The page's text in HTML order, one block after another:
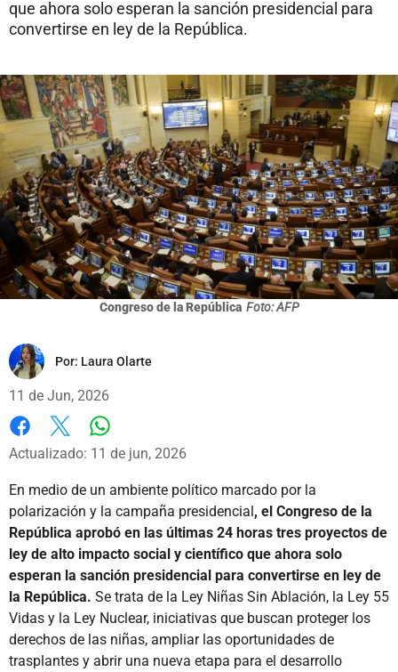
que ahora solo esperan la sanción presidencial para
convertirse en ley de la República.
Congreso de la República Foto: AFP
Por: Laura Olarte
11 de Jun, 2026
Facebook
X
Actualizado: 11 de jun, 2026
En medio de un ambiente político marcado por la
polarización y la campaña presidencial, el Congreso de la
República aprobó en las últimas 24 horas tres proyectos de
ley de alto impacto social y científico que ahora solo
esperan la sanción presidencial para convertirse en ley de
la República. Se trata de la Ley Niñas Sin Ablación, la Ley 55
Vidas y la Ley Nuclear, iniciativas que buscan proteger los
derechos de las niñas, ampliar las oportunidades de
trasplantes y abrir una nueva etapa para el desarrollo